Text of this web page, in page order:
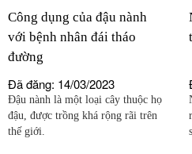
Công dụng của đậu nành
với bệnh nhân đái tháo
đường
Đã đăng: 14/03/2023
Đậu nành là một loại cây thuộc họ
đậu, được trồng khá rộng rãi trên
thế giới.